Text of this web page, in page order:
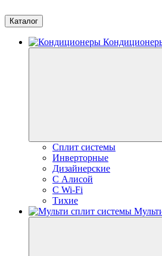
Каталог
Сплит системы
Инверторные
Дизайнерские
С Алисой
C Wi-Fi
Тихие